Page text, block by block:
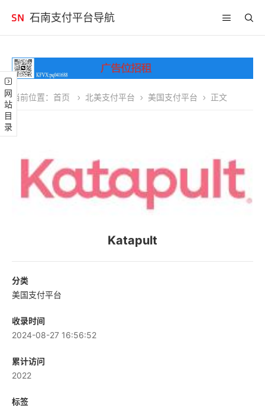
石南支付平台导航
网站目录 当前位置： 首页 北美支付平台 美国支付平台 正文
Katapult
分类
美国支付平台
收录时间
2024-08-27 16:56:52
累计访问
2022
标签